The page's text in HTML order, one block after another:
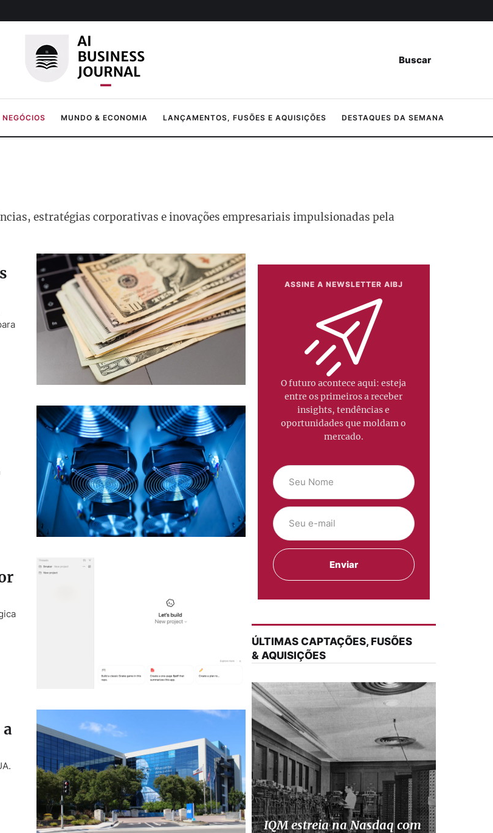
Buscar
NEGÓCIOS MUNDO & ECONOMIA LANÇAMENTOS, FUSÕES E AQUISIÇÕES DESTAQUES DA SEMANA
estratégias corporativas e inovações empresariais impulsionadas pela
a
ASSINE A NEWSLETTER AIBJ
O futuro acontece aqui: esteja
entre os primeiros a receber
insights, tendências e
oportunidades que moldam o
mercado.
ÚLTIMAS CAPTAÇÕES, FUSÕES
& AQUISIÇÕES
IQM estreia na Nasdaq com